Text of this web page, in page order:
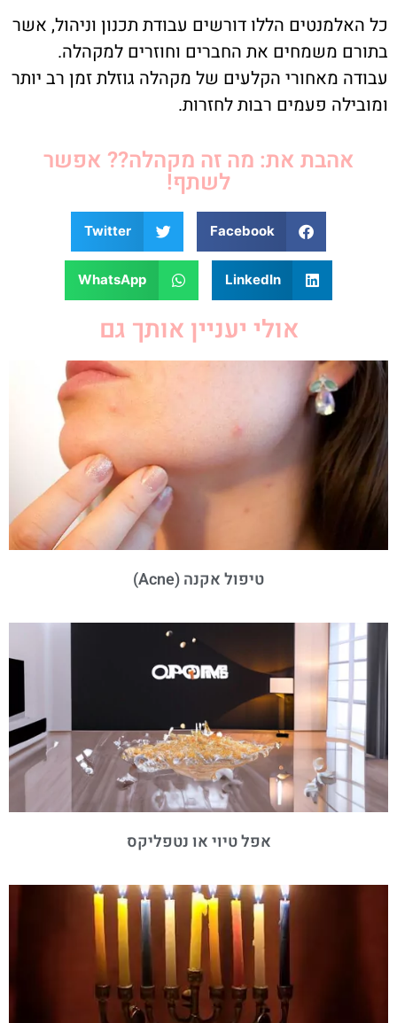
כל האלמנטים הללו דורשים עבודת תכנון וניהול, אשר
בתורם משמחים את החברים וחוזרים למקהלה.
עבודה מאחורי הקלעים של מקהלה גוזלת זמן רב יותר
ומובילה פעמים רבות לחזרות.
אהבת את: מה זה מקהלה?? אפשר
לשתף!
Facebook
Twitter
LinkedIn
WhatsApp
אולי יעניין אותך גם
טיפול אקנה (Acne)
אפל טיוי או נטפליקס